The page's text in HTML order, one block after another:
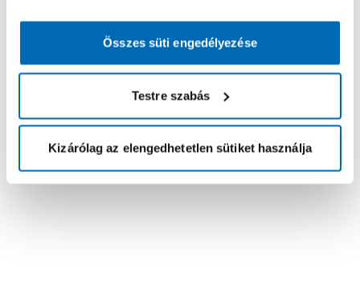
Összes süti engedélyezése
Testre szabás
Kizárólag az elengedhetetlen sütiket használja